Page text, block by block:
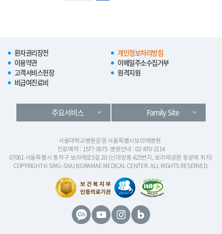
환자권리장전
개인정보처리방침
이용약관
이메일주소수집거부
고객서비스헌장
원격지원
비급여진료비
주요서비스 Family Site
서울대학교병원운영 서울특별시보라매병원
진료예약 : 1577-0075 병원안내 : 02-870-2114
07061 서울특별시 동작구 보라매로5길 20 (신대방동 425번지, 보라매공원 동문에 위치)
COPYRIGHT© SMG–SNU BORAMAE MEDICAL CENTER. ALL RIGHTS RESERVED.